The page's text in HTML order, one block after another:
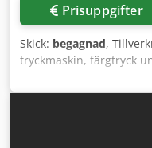
Prisuppgifter
Skick: begagnad,
tryckmaskin, färgtryck
120l/cm och 80l/cm
planstansmaskin, max
x 63" med 4